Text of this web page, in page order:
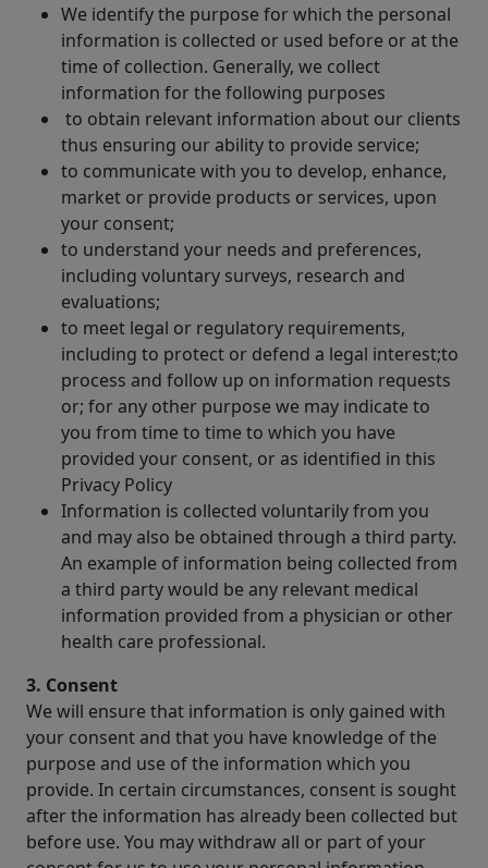
We identify the purpose for which the personal
information is collected or used before or at the
time of collection. Generally, we collect
information for the following purposes
to obtain relevant information about our clients
thus ensuring our ability to provide service;
to communicate with you to develop, enhance,
market or provide products or services, upon
your consent;
to understand your needs and preferences,
including voluntary surveys, research and
evaluations;
to meet legal or regulatory requirements,
including to protect or defend a legal interest;to
process and follow up on information requests
or; for any other purpose we may indicate to
you from time to time to which you have
provided your consent, or as identified in this
Privacy Policy
Information is collected voluntarily from you
and may also be obtained through a third party.
An example of information being collected from
a third party would be any relevant medical
information provided from a physician or other
health care professional.
3. Consent
We will ensure that information is only gained with
your consent and that you have knowledge of the
purpose and use of the information which you
provide. In certain circumstances, consent is sought
after the information has already been collected but
before use. You may withdraw all or part of your